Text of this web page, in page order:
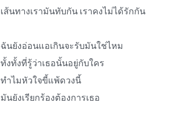
เส้นทางเรามันทับกัน เราคงไม่ได้รักกัน
ฉันยังอ่อนแอเกินจะรับมันใช่ไหม
ทั้งทั้งที่รู้ว่าเธอนั้นอยู่กับใคร
ทำไมหัวใจขี้แพ้ดวงนี้
มันยังเรียกร้องต้องการเธอ